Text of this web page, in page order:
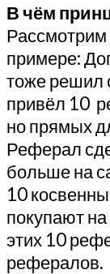
В чём
Рассмотрим
примере:
тоже решил
привёл 10
но прямых
Реферал
больше на
10
покупают
этих 10
рефералов.